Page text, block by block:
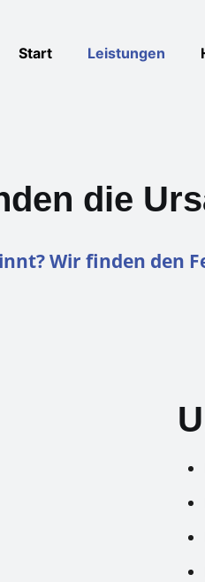
Start Leistungen
die
Wir finden den